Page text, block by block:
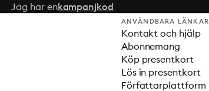
Jag har enkampanjkod
ANVÄNDBARA LÄNKAR
Kontakt och hjälp
Abonnemang
Köp presentkort
Lös in presentkort
Författarplattform